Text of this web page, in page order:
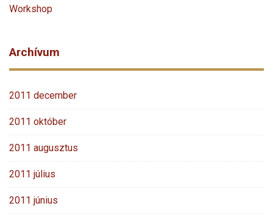
Workshop
Archívum
2011 december
2011 október
2011 augusztus
2011 július
2011 június